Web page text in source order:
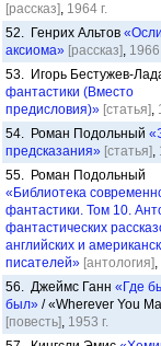
[рассказ], 1964 г.
52. Генрих Альтов
аксиома» [рассказ], 1966
53. Игорь Бестужев-
фантастики (Вместо
предисловия)» [статья],
54. Роман Подольный
предсказания» [статья],
55. Роман Подольный
«Библиотека
фантастики. Том 10.
фантастических
английских и
писателей» [антология],
56. Джеймс Ганн «Где
был» / «Wherever You
[повесть], 1953 г.